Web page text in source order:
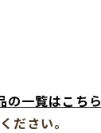
の一覧はこちら
ださい。